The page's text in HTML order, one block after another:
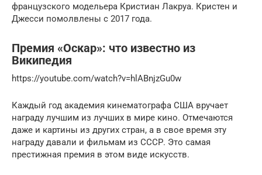
французского модельера Кристиан Лакруа. Кристен и
Джесси помолвлены с 2017 года.
Премия «Оскар»: что известно из
Википедия
https://youtube.com/watch?v=hlABnjzGu0w
Каждый год академия кинематографа США вручает
награду лучшим из лучших в мире кино. Отмечаются
даже и картины из других стран, а в свое время эту
награду давали и фильмам из СССР. Это самая
престижная премия в этом виде искусств.